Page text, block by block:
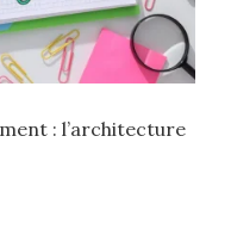
: l’architecture